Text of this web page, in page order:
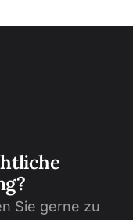
Sie gerne zu